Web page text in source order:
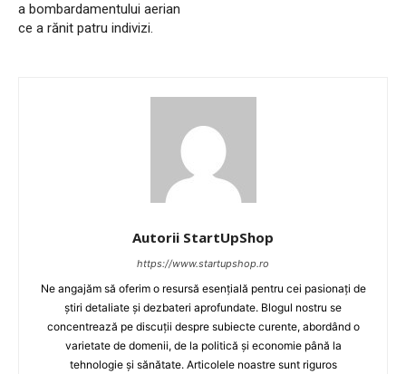
a bombardamentului aerian
ce a rănit patru indivizi.
Autorii StartUpShop
https://www.startupshop.ro
Ne angajăm să oferim o resursă esențială pentru cei pasionați de
știri detaliate și dezbateri aprofundate. Blogul nostru se
concentrează pe discuții despre subiecte curente, abordând o
varietate de domenii, de la politică și economie până la
tehnologie și sănătate. Articolele noastre sunt riguros